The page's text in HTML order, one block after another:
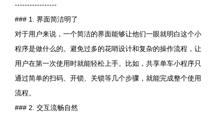
-----------------
### 1. 界面简洁明了
对于用户来说，一个简洁的界面能够让他们一眼就明白这个小
程序是做什么的。避免过多的花哨设计和复杂的操作流程，让
用户在第一次使用时就能轻松上手。比如，共享单车小程序只
通过简单的扫码、开锁、关锁等几个步骤，就能完成整个使用
流程。
### 2. 交互流畅自然